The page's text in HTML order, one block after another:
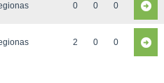
0 0 0
2 0 0